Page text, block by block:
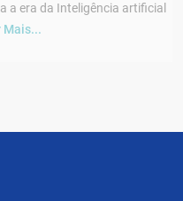
a era da Inteligência artificial
Mais...